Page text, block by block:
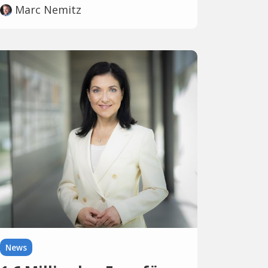
Marc Nemitz
News